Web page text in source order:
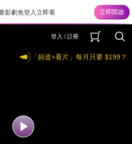
影劇免登入立即看
登入 / 註冊
「頻道+看片」每月只要 $199？